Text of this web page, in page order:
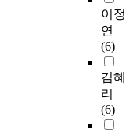
이정
연
(6)
김혜
리
(6)